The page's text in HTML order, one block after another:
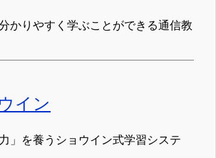
かりやすく学ぶことができる通信教
イン
」を養うショウイン式学習システ